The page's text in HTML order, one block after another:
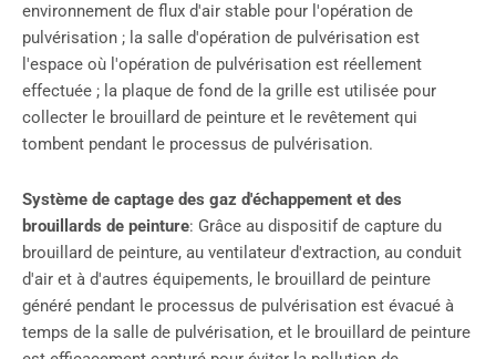
environnement de flux d'air stable pour l'opération de
pulvérisation ; la salle d'opération de pulvérisation est
l'espace où l'opération de pulvérisation est réellement
effectuée ; la plaque de fond de la grille est utilisée pour
collecter le brouillard de peinture et le revêtement qui
tombent pendant le processus de pulvérisation.
Système de captage des gaz d'échappement et des
brouillards de peinture: Grâce au dispositif de capture du
brouillard de peinture, au ventilateur d'extraction, au conduit
d'air et à d'autres équipements, le brouillard de peinture
généré pendant le processus de pulvérisation est évacué à
temps de la salle de pulvérisation, et le brouillard de peinture